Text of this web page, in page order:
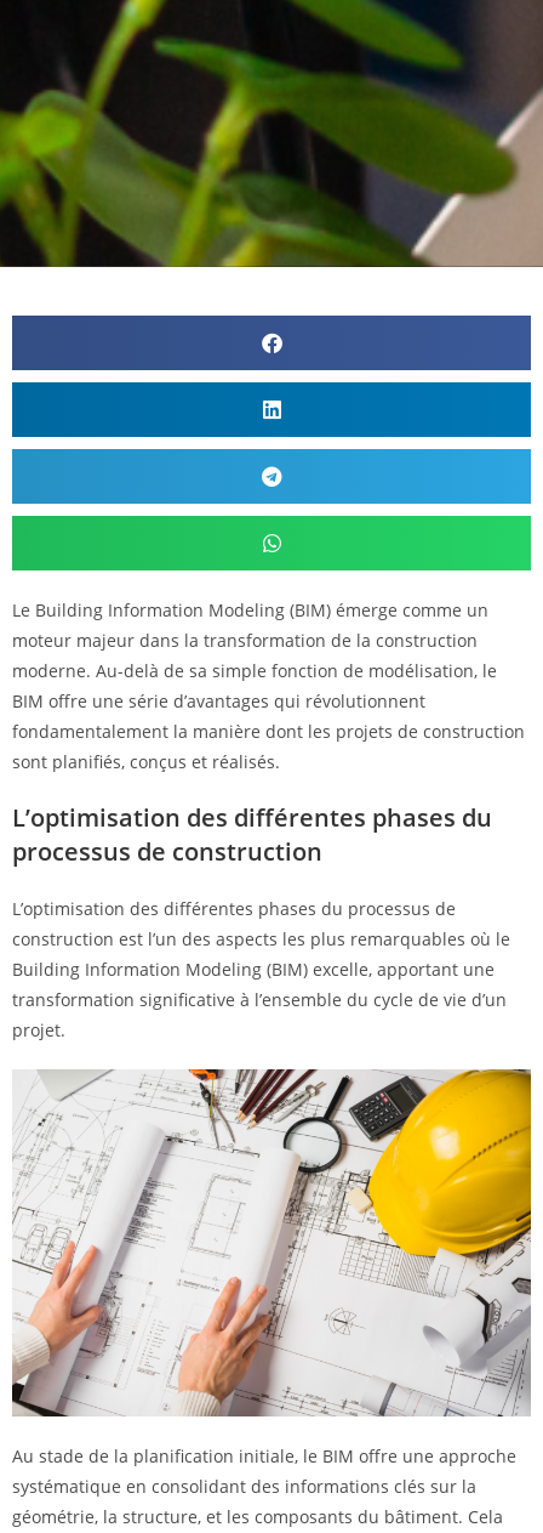
Le Building Information Modeling (BIM) émerge comme un
moteur majeur dans la transformation de la construction
moderne. Au-delà de sa simple fonction de modélisation, le
BIM offre une série d’avantages qui révolutionnent
fondamentalement la manière dont les projets de construction
sont planifiés, conçus et réalisés.
L’optimisation des différentes phases du
processus de construction
L’optimisation des différentes phases du processus de
construction est l’un des aspects les plus remarquables où le
Building Information Modeling (BIM) excelle, apportant une
transformation significative à l’ensemble du cycle de vie d’un
projet.
Au stade de la planification initiale, le BIM offre une approche
systématique en consolidant des informations clés sur la
géométrie, la structure, et les composants du bâtiment. Cela